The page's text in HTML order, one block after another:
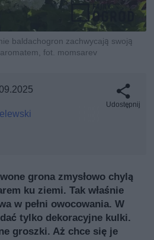
baldachogron zachwycają swoją
fot. momsarev
Udostępnij
grona zmysłowo chylą
ku ziemi. Tak właśnie
w pełni owocowania. W
tylko dekoracyjne kulki.
groszki. Aż chce się je